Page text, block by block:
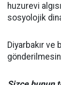
huzurevi
sosyolojik
Diyarbakır